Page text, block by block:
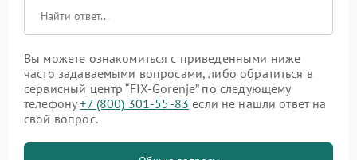
Вы можете ознакомиться с приведенными ниже
часто задаваемыми вопросами, либо обратиться в
сервисный центр “FIX-Gorenje” по следующему
телефону+7 (800) 301-55-83 если не нашли ответ на
свой вопрос.